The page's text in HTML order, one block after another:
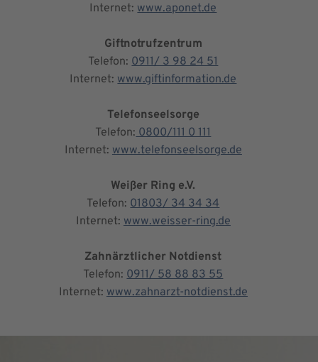
Internet: www.aponet.de
Giftnotrufzentrum
Telefon: 0911/ 3 98 24 51
Internet: www.giftinformation.de
Telefonseelsorge
Telefon: 0800/111 0 111
Internet: www.telefonseelsorge.de
Weißer Ring e.V.
Telefon: 01803/ 34 34 34
Internet: www.weisser-ring.de
Zahnärztlicher Notdienst
Telefon: 0911/ 58 88 83 55
Internet: www.zahnarzt-notdienst.de